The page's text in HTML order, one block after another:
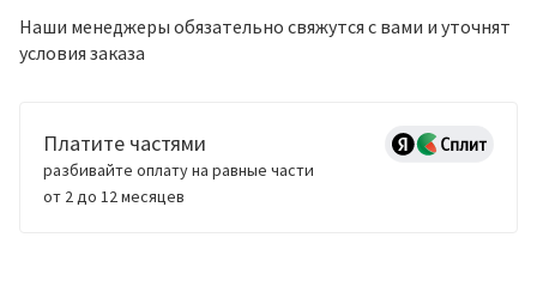
Наши менеджеры обязательно свяжутся с вами и уточнят
условия заказа
Платите частями
разбивайте оплату на равные части
от 2 до 12 месяцев